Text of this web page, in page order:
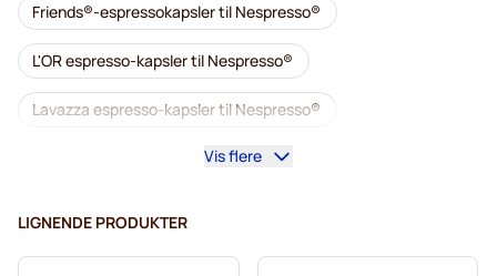
Friends®-espressokapsler til Nespresso®
L'OR espresso-kapsler til Nespresso®
Lavazza espresso-kapsler til Nespresso®
Starbucks til Nespresso®
Lavazza til Nespresso®
Vis flere
LIGNENDE PRODUKTER